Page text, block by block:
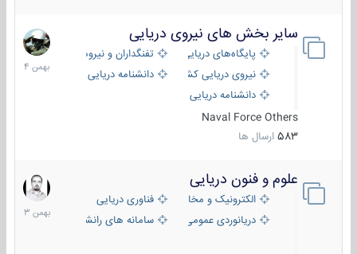
سایر بخش های نیروی دریایی
پایگاه‌های دریایی
تفنگداران و نیروهای ویژه‌ی دریایی
نیروی دریایی کشورهای مختلفدانشنامه دریایی
دانشنامه دریایی کپی
Naval Force Others
583 ارسال ها
22
بهمن
1404
علوم و فنون دریایی
الکترونیک و مخابرات دریاییفناوری دریایی
دریانوردی عمومی
سامانه های رانشی دریایی
6
بهمن
1403